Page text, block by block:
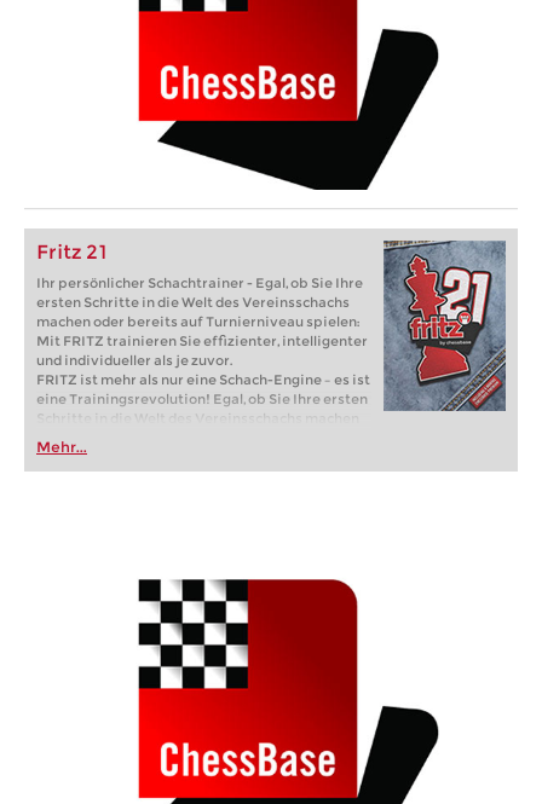
Fritz 21
Ihr persönlicher Schachtrainer - Egal, ob Sie Ihre
ersten Schritte in die Welt des Vereinsschachs
machen oder bereits auf Turnierniveau spielen:
Mit FRITZ trainieren Sie effizienter, intelligenter
und individueller als je zuvor.
FRITZ ist mehr als nur eine Schach-Engine – es ist
eine Trainingsrevolution! Egal, ob Sie Ihre ersten
Schritte in die Welt des Vereinsschachs machen
oder bereits auf Turnierniveau spielen: Mit
FRITZ trainieren Sie effizienter, intelligenter und
individueller als je zuvor.
Mehr...